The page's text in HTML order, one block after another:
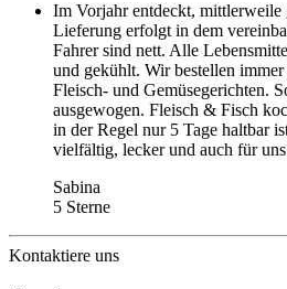
Im Vorjahr entdeckt, mittlerweile
Lieferung erfolgt in dem
Fahrer sind nett. Alle
und gekühlt. Wir bestellen
Fleisch- und Gemüsegerichten.
ausgewogen. Fleisch & Fisch
in der Regel nur 5 Tage haltbar
vielfältig, lecker und auch für
Sabina
5 Sterne
Kontaktiere uns